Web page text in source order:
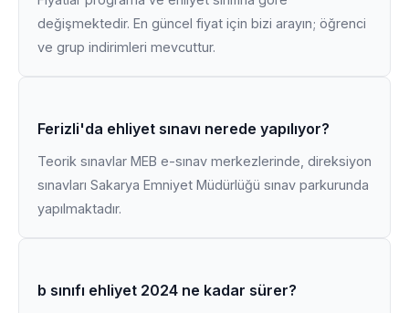
değişmektedir. En güncel fiyat için bizi arayın; öğrenci
ve grup indirimleri mevcuttur.
Ferizli'da ehliyet sınavı nerede yapılıyor?
Teorik sınavlar MEB e-sınav merkezlerinde, direksiyon
sınavları Sakarya Emniyet Müdürlüğü sınav parkurunda
yapılmaktadır.
b sınıfı ehliyet 2024 ne kadar sürer?